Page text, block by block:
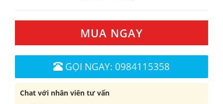
MUA NGAY
GỌI NGAY: 0984115358
Chat với nhân viên tư vấn